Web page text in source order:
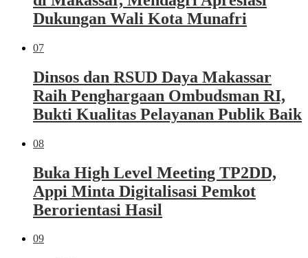
Dukungan Wali Kota Munafri
07
Dinsos dan RSUD Daya Makassar
Raih Penghargaan Ombudsman RI,
Bukti Kualitas Pelayanan Publik Baik
08
Buka High Level Meeting TP2DD,
Appi Minta Digitalisasi Pemkot
Berorientasi Hasil
09